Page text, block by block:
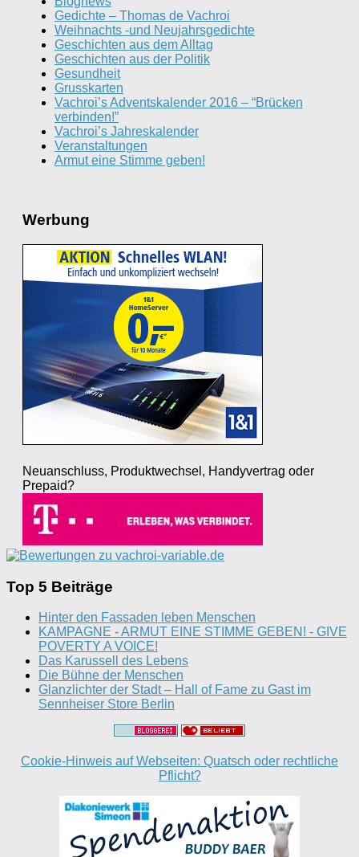
Gedichte – Thomas de Vachroi
Weihnachts -und Neujahrsgedichte
Geschichten aus dem Alltag
Geschichten aus der Politik
Gesundheit
Grusskarten
Vachroi’s Adventskalender 2016 – “Brücken
verbinden!”
Vachroi’s Jahreskalender
Veranstaltungen
Armut eine Stimme geben!
Werbung
Neuanschluss, Produktwechsel, Handyvertrag oder
Prepaid?
Top 5 Beiträge
Hinter den Fassaden leben Menschen
KAMPAGNE - ARMUT EINE STIMME GEBEN! - GIVE
POVERTY A VOICE!
Das Karussell des Lebens
Die Bühne der Menschen
Glanzlichter der Stadt – Hall of Fame zu Gast im
Sennheiser Store Berlin
Cookie-Hinweis auf Webseiten: Quatsch oder rechtliche
Pflicht?